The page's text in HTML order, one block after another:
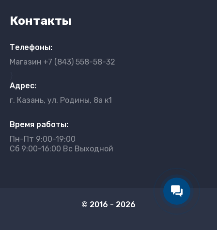
Контакты
Телефоны:
Магазин +7 (843) 558-58-32
Адрес:
г. Казань, ул. Родины, 8а к1
Время работы:
Пн-Пт 9:00-19:00
Сб 9:00-16:00 Вс Выходной
© 2016 - 2026